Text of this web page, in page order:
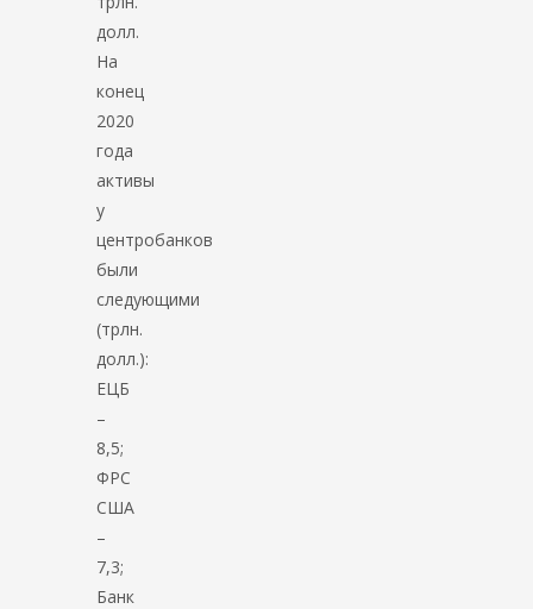
долл.
На
конец
2020
года
активы
у
центробанков
были
следующими
(трлн.
долл.):
ЕЦБ
–
8,5;
ФРС
США
–
7,3;
Банк